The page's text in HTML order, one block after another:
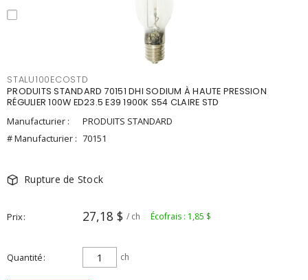
STALU100ECOSTD
PRODUITS STANDARD 70151 DHI SODIUM À HAUTE PRESSION
RÉGULIER 100W ED23.5 E39 1900K S54 CLAIRE STD
Manufacturier :
PRODUITS STANDARD
# Manufacturier : 70151
Rupture de Stock
Prix 27,18 $ / ch Écofrais : 1,85 $
Quantité ch